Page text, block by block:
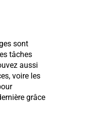
sont
tâches
aussi
voire les
grâce